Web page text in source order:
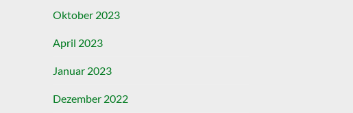
Oktober 2023
April 2023
Januar 2023
Dezember 2022